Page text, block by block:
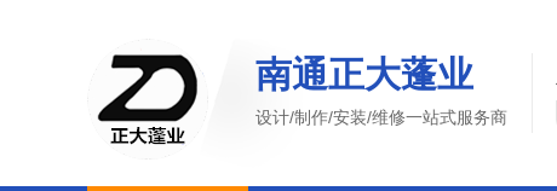
南通正大蓬业
设计/制作/安装/维修一站式服务商